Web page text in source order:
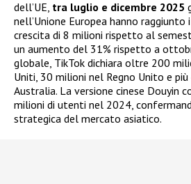
dell’UE, tra luglio e dicembre 2025
nell’Unione Europea hanno raggiunto i
crescita di 8 milioni rispetto al
un aumento del 31% rispetto a
globale, TikTok dichiara oltre 200
Uniti, 30 milioni nel Regno Unito e
Australia. La versione cinese Douyin
milioni di utenti nel 2024,
strategica del mercato asiatico.